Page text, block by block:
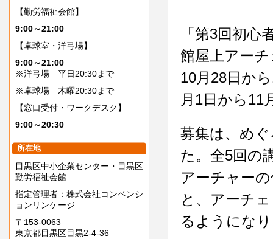
【勤労福祉会館】
9:00～21:00
【卓球室・洋弓場】
9:00～21:00
※洋弓場 平日20:30まで
※卓球場 木曜20:30まで
【窓口受付・ワークデスク】
9:00～20:30
所在地
目黒区中小企業センター・目黒区
勤労福祉会館
指定管理者：株式会社コンベンシ
ョンリンケージ
〒153-0063
東京都目黒区目黒2-4-36
「第3回初
館屋上アー
10月28日か
月1日から11
募集は、め
た。全5回の
アーチャー
と、アーチ
るようにな